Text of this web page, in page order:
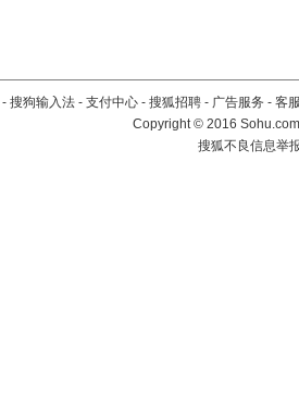
- 搜狗输入法 - 支付中心 - 搜狐招聘 - 广告服务 - 客
Copyright©2016
搜狐不良信息举